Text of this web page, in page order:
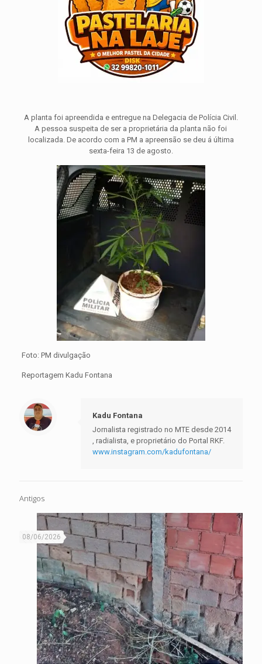
A planta foi apreendida e entregue na Delegacia de Polícia Civil.
A pessoa suspeita de ser a proprietária da planta não foi
localizada. De acordo com a PM a apreensão se deu á última
sexta-feira 13 de agosto.
Foto: PM divulgação
Reportagem Kadu Fontana
Kadu Fontana
Jornalista registrado no MTE desde 2014
, radialista, e proprietário do Portal RKF.
www.instagram.com/kadufontana/
Antigos
08/06/2026